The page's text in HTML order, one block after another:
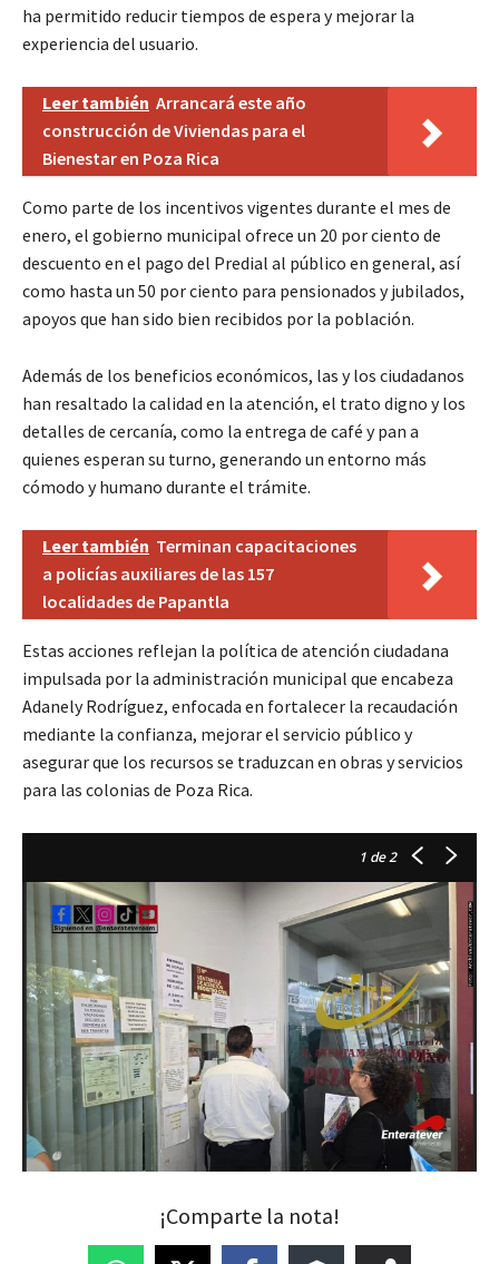
ha permitido reducir tiempos de espera y mejorar la
experiencia del usuario.
Leer también Arrancará este año
construcción de Viviendas para el
Bienestar en Poza Rica
Como parte de los incentivos vigentes durante el mes de
enero, el gobierno municipal ofrece un 20 por ciento de
descuento en el pago del Predial al público en general, así
como hasta un 50 por ciento para pensionados y jubilados,
apoyos que han sido bien recibidos por la población.
Además de los beneficios económicos, las y los ciudadanos
han resaltado la calidad en la atención, el trato digno y los
detalles de cercanía, como la entrega de café y pan a
quienes esperan su turno, generando un entorno más
cómodo y humano durante el trámite.
Leer también Terminan capacitaciones
a policías auxiliares de las 157
localidades de Papantla
Estas acciones reflejan la política de atención ciudadana
impulsada por la administración municipal que encabeza
Adanely Rodríguez, enfocada en fortalecer la recaudación
mediante la confianza, mejorar el servicio público y
asegurar que los recursos se traduzcan en obras y servicios
para las colonias de Poza Rica.
1 de 2
¡Comparte la nota!